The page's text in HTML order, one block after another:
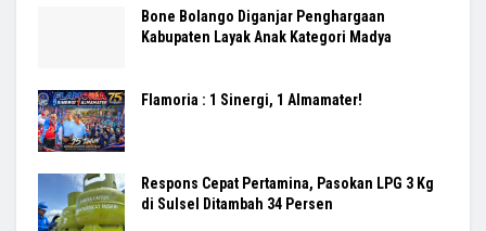
Bone Bolango Diganjar Penghargaan
Kabupaten Layak Anak Kategori Madya
Flamoria : 1 Sinergi, 1 Almamater!
Respons Cepat Pertamina, Pasokan LPG 3 Kg
di Sulsel Ditambah 34 Persen